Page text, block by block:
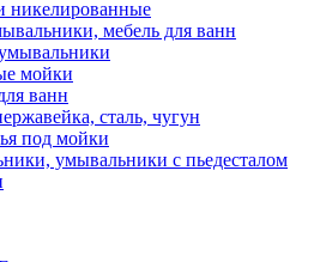
никелированные
мебель для ванн
мойки
ванн
сталь, чугун
под мойки
умывальники с пьедесталом